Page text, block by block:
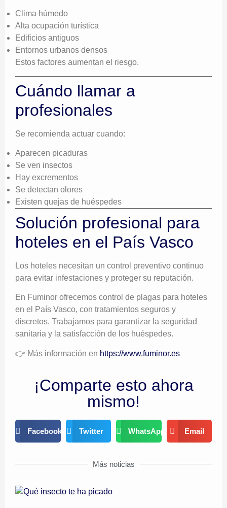
Clima húmedo
Alta ocupación turística
Edificios antiguos
Entornos urbanos densos
Estos factores aumentan el riesgo.
Cuándo llamar a
profesionales
Se recomienda actuar cuando:
Aparecen picaduras
Se ven insectos
Hay excrementos
Se detectan olores
Existen quejas de huéspedes
Solución profesional para
hoteles en el País Vasco
Los hoteles necesitan un control preventivo continuo
para evitar infestaciones y proteger su reputación.
En Fuminor ofrecemos control de plagas para hoteles
en el País Vasco, con tratamientos seguros y
discretos. Trabajamos para garantizar la seguridad
sanitaria y la satisfacción de los huéspedes.
👉 Más información en https://www.fuminor.es
¡Comparte esto ahora
mismo!
Facebook Twitter WhatsApp Email
Más noticias